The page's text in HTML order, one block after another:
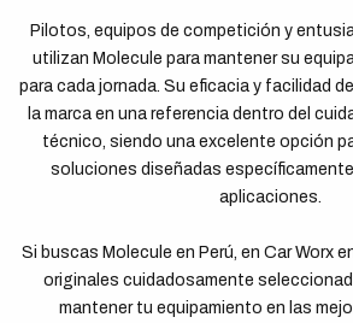
Pilotos, equipos de competición y
utilizan Molecule para mantener su
para cada jornada. Su eficacia y facilidad
la marca en una referencia dentro del
técnico, siendo una excelente opción
soluciones diseñadas
aplicaciones.
Si buscas Molecule en Perú, en Car Worx
originales cuidadosamente
mantener tu equipamiento en las